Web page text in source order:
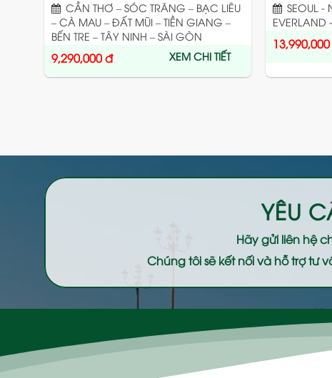
CẦN THƠ – SÓC TRĂNG – BẠC LIÊU
– CÀ MAU – ĐẤT MŨI – TIỀN GIANG –
BẾN TRE – TÂY NINH – SÀI GÒN
9,290,000đ XEM CHI TIẾT
SEOUL -
EVERLAND
13,990,000
YÊU
Hãy gửi liên hệ
Chúng tôi sẽ kết nối và hỗ trợ tư